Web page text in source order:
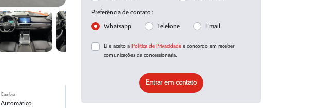
Preferência de contato:
Whatsapp
Telefone Email
Li e aceito a Política de Privacidade e concordo em receber
comunicações da concessionária.
Entrar em contato
Câmbio
Automático